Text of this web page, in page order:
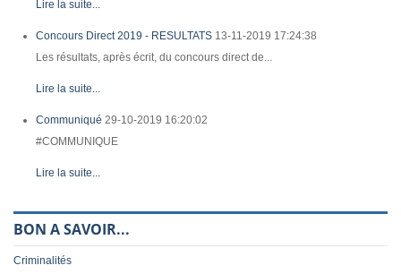
Lire la suite...
Concours Direct 2019 - RESULTATS 13-11-2019 17:24:38
Les résultats, après écrit, du concours direct de...
Lire la suite...
Communiqué 29-10-2019 16:20:02
#COMMUNIQUE
Lire la suite...
BON A SAVOIR...
Criminalités